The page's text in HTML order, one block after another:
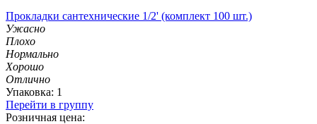
Прокладки сантехнические 1/2' (комплект 100 шт.)
Ужасно
Плохо
Нормально
Хорошо
Отлично
Упаковка: 1
Перейти в группу
Розничная цена: